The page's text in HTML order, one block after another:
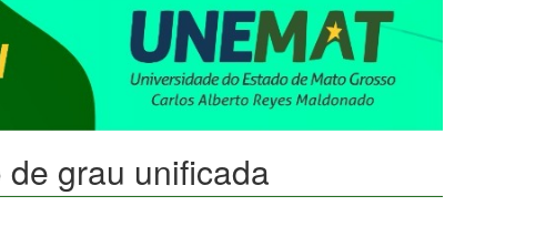
grau unificada